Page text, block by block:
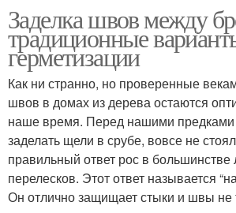
Заделка швов между
традиционные
герметизации
Как ни странно, но проверенные
швов в домах из дерева остаются
наше время. Перед нашими предками
заделать щели в срубе, вовсе не
правильный ответ рос в большинстве
перелесков. Этот ответ называется
Он отлично защищает стыки и швы не